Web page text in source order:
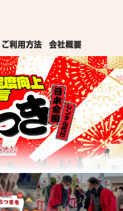
ご利用方法 会社概要